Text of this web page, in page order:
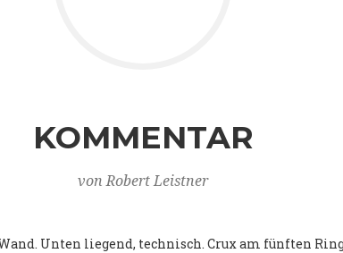
KOMMENTAR
von Robert Leistner
Unten liegend, technisch. Crux am fünften